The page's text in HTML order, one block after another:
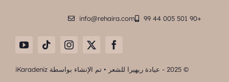
+90 501 005 44 99
info@rehaira.com
© 2025 - عيادة ريهيرا للشعر • تم الإنشاء بواسطة iKaradeniz